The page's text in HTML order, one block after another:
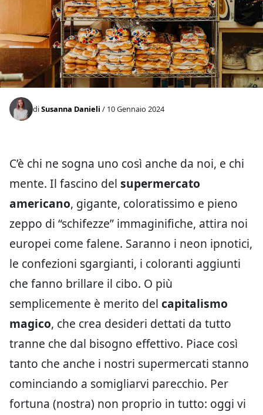
diSusanna Danieli / 10 Gennaio 2024
C’è chi ne sogna uno così anche da noi, e chi
mente. Il fascino del supermercato
americano, gigante, coloratissimo e pieno
zeppo di “schifezze” immaginifiche, attira noi
europei come falene. Saranno i neon ipnotici,
le confezioni sgargianti, i coloranti aggiunti
che fanno brillare il cibo. O più
semplicemente è merito del capitalismo
magico, che crea desideri dettati da tutto
tranne che dal bisogno effettivo. Piace così
tanto che anche i nostri supermercati stanno
cominciando a somigliarvi parecchio. Per
fortuna (nostra) non proprio in tutto: oggi vi